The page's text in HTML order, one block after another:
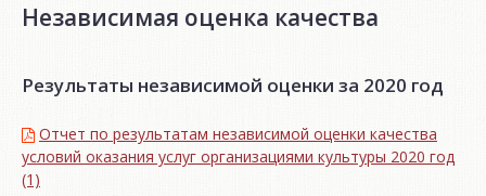
Независимая оценка качества
Результаты независимой оценки за 2020 год
Отчет по результатам независимой оценки качества
условий оказания услуг организациями культуры 2020 год
(1)